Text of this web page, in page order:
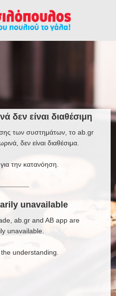
δεν είναι διαθέσιμη
των συστημάτων, το ab.gr
δεν είναι διαθέσιμα.
την κατανόηση.
unavailable
ab.gr and AB app are
unavailable.
understanding.